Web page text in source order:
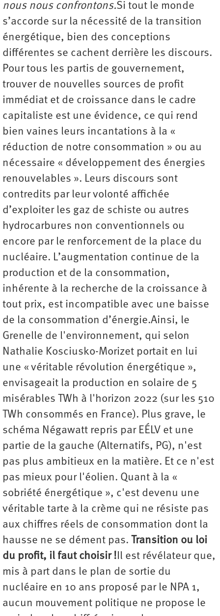
nous nous confrontons.Si tout le monde
s’accorde sur la nécessité de la transition
énergétique, bien des conceptions
différentes se cachent derrière les discours.
Pour tous les partis de gouvernement,
trouver de nouvelles sources de profit
immédiat et de croissance dans le cadre
capitaliste est une évidence, ce qui rend
bien vaines leurs incantations à la «
réduction de notre consommation » ou au
nécessaire « développement des énergies
renouvelables ». Leurs discours sont
contredits par leur volonté affichée
d’exploiter les gaz de schiste ou autres
hydrocarbures non conventionnels ou
encore par le renforcement de la place du
nucléaire. L’augmentation continue de la
production et de la consommation,
inhérente à la recherche de la croissance à
tout prix, est incompatible avec une baisse
de la consommation d’énergie.Ainsi, le
Grenelle de l'environnement, qui selon
Nathalie Kosciusko-Morizet portait en lui
une « véritable révolution énergétique »,
envisageait la production en solaire de 5
misérables TWh à l'horizon 2022 (sur les 510
TWh consommés en France). Plus grave, le
schéma Négawatt repris par EÉLV et une
partie de la gauche (Alternatifs, PG), n'est
pas plus ambitieux en la matière. Et ce n'est
pas mieux pour l'éolien. Quant à la «
sobriété énergétique », c'est devenu une
véritable tarte à la crème qui ne résiste pas
aux chiffres réels de consommation dont la
hausse ne se dément pas. Transition ou loi
du profit, il faut choisir !Il est révélateur que,
mis à part dans le plan de sortie du
nucléaire en 10 ans proposé par le NPA 1,
aucun mouvement politique ne propose le